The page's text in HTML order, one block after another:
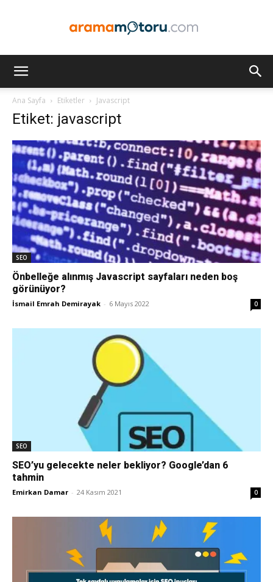
Optimizasyonu
ve
–
SEM,
ASO,
Tasarım,
Ana Sayfa Etiketler Javascript
Etiket: javascript
SEO
Önbelleğe alınmış Javascript sayfaları neden boş
görünüyor?
İsmail Emrah Demirayak - 6 Mayıs 2022 0
SEO
SEO’yu gelecekte neler bekliyor? Google’dan 6
tahmin
Emirkan Damar - 24 Kasım 2021 0